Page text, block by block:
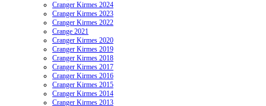
Cranger Kirmes 2024
Cranger Kirmes 2023
Cranger Kirmes 2022
Crange 2021
Cranger Kirmes 2020
Cranger Kirmes 2019
Cranger Kirmes 2018
Cranger Kirmes 2017
Cranger Kirmes 2016
Cranger Kirmes 2015
Cranger Kirmes 2014
Cranger Kirmes 2013